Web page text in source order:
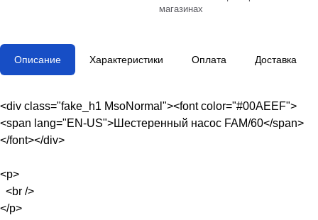
магазинах
Описание Характеристики Оплата Доставка
<div class="fake_h1 MsoNormal"><font color="#00AEEF">
<span lang="EN-US">Шестеренный насос FAM/60</span>
</font></div>
<p>
<br />
</p>